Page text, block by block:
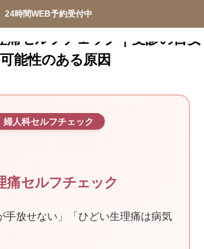
24時間WEB予約受付中
ニック
痛セルフチェック｜受診の目安
能性のある原因
婦人科セルフチェック
痛セルフチェック
手放せない」「ひどい生理痛は病気
ニック
 クリニック紹介
 院長ごあいさつ